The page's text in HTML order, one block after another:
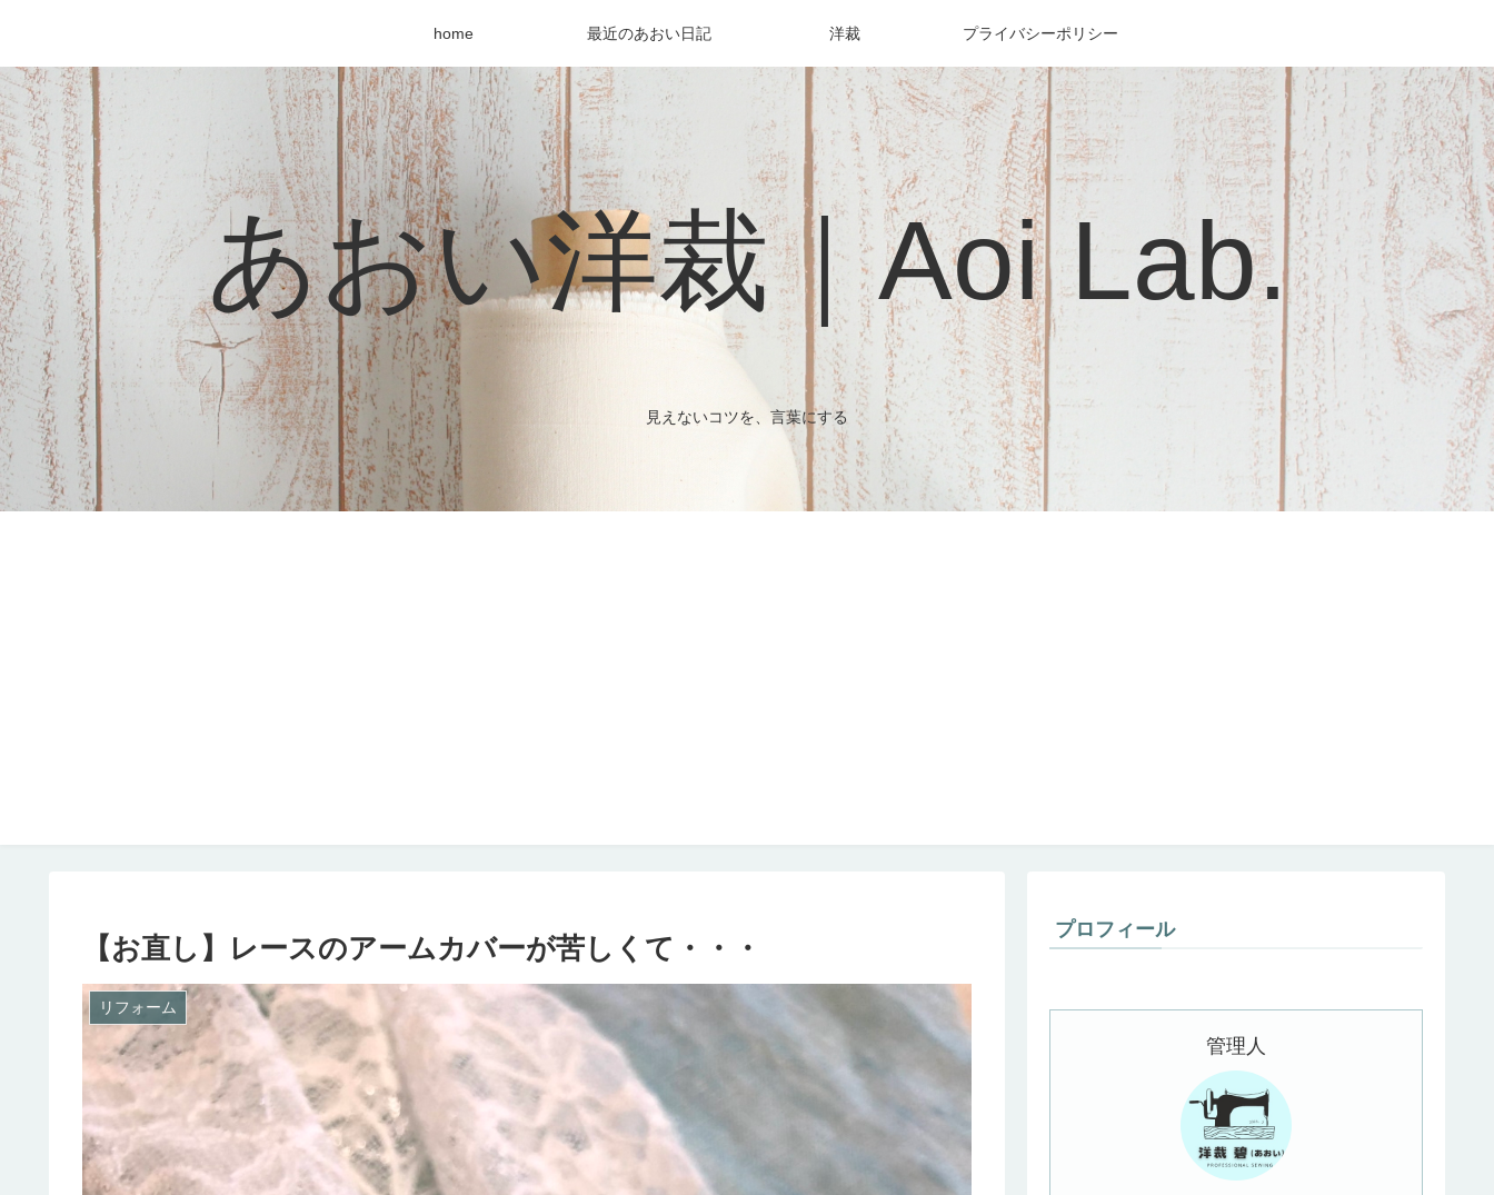
あおい洋裁｜Aoi Lab.
見えないコツを、言葉にする
home 最近のあおい日記 洋裁 プライバシーポリシー
【お直し】レースのアームカバーが苦しくて・・・
リフォーム
プロフィール
管理人